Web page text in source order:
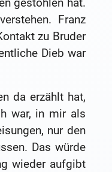
Franz
zu Bruder
Dieb war
da erzählt hat,
war, in mir als
nur den
Das würde
wieder aufgibt